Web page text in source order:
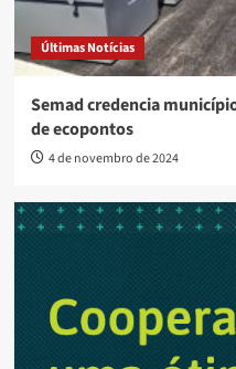
Últimas Notícias
Semad credencia
de ecopontos
4 de novembro de 2024